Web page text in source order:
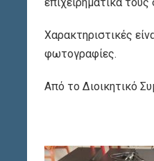
Χαρακτηριστικές
φωτογραφίες.
Από το Διοικητικό